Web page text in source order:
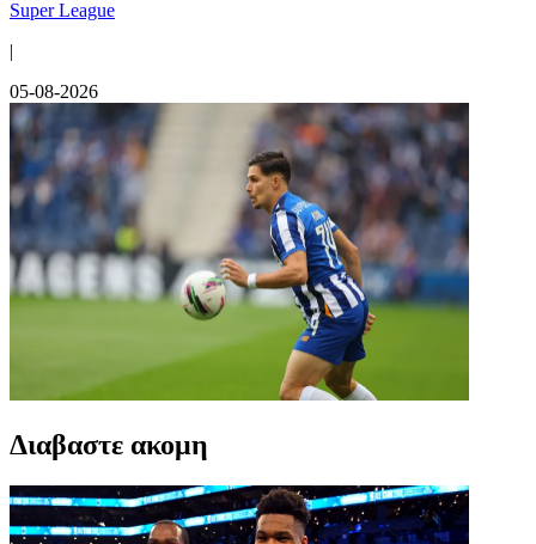
Super League
|
05-08-2026
Διαβαστε ακομη